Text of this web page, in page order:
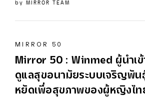
by MIRROR TEAM
MIRROR 50
Mirror50: Winmed ผู้นำเ
ดูแลสุขอนามัยระบบเจริญพัน
หยัดเพื่อสุขภาพของผู้หญิงไท